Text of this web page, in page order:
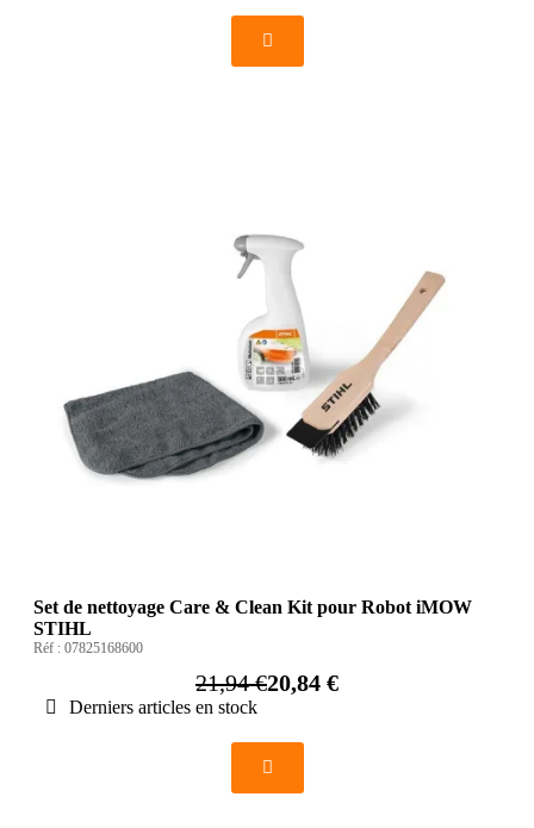
Set de nettoyage Care & Clean Kit pour Robot iMOW
STIHL
Réf : 07825168600
21,94 €20,84 €
Derniers articles en stock